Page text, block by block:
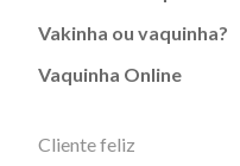
Vakinha ou vaquinha?
Vaquinha Online
Cliente feliz